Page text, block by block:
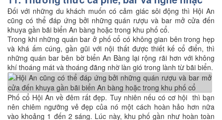
Đối với những du khách muốn có cảm giác sôi động thì Hội An
cũng có thể đáp ứng bởi những quán rượu và bar mở cửa đến
khuya gần bãi biển An bàng hoặc trong khu phố cổ.
Trong khi những quán bar ở phố cổ có không gian bên trong hẹp
và khá ấm cúng, gần gũi với nội thất được thiết kế cổ điển, thì
những quán bar bên bờ biển An Bàng lại rộng rãi hơn với không
khí thoáng mát và thoáng đãng nhờ làn gió trong lành từ bãi biển.
Phố cổ Hội An về đêm rất đẹp. Tuy nhiên nếu có cơ hội thì bạn
nên chiêm ngưỡng vẻ đẹp của nó một cách hoàn hảo hơn nữa
vào khoảng 1 đến 2 sáng. Lúc này, khu phố gần như hoàn toàn